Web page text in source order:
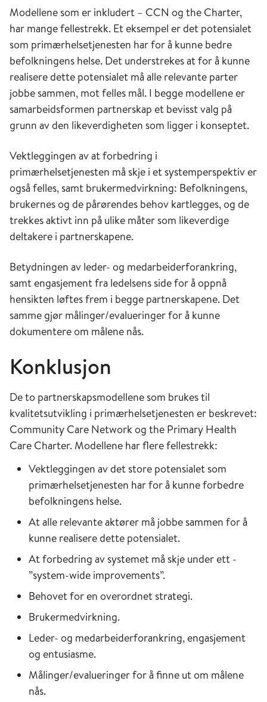
Modellene som er inkludert – CCN og the Charter,
har mange fellestrekk. Et eksempel er det potensialet
som primærhelsetjenesten har for å kunne bedre
befolkningens helse. Det understrekes at for å kunne
realisere dette potensialet må alle relevante parter
jobbe sammen, mot felles mål. I begge modellene er
samarbeidsformen partnerskap et bevisst valg på
grunn av den likeverdigheten som ligger i konseptet.
Vektleggingen av at forbedring i
primærhelsetjenesten må skje i et systemperspektiv er
også felles, samt brukermedvirkning: Befolkningens,
brukernes og de pårørendes behov kartlegges, og de
trekkes aktivt inn på ulike måter som likeverdige
deltakere i partnerskapene.
Betydningen av leder- og medarbeiderforankring,
samt engasjement fra ledelsens side for å oppnå
hensikten løftes frem i begge partnerskapene. Det
samme gjør målinger/evalueringer for å kunne
dokumentere om målene nås.
Konklusjon
De to partnerskapsmodellene som brukes til
kvalitetsutvikling i primærhelsetjenesten er beskrevet:
Community Care Network og the Primary Health
Care Charter. Modellene har flere fellestrekk:
Vektleggingen av det store potensialet som
primærhelsetjenesten har for å kunne forbedre
befolkningens helse.
At alle relevante aktører må jobbe sammen for å
kunne realisere dette potensialet.
At forbedring av systemet må skje under ett -
”system-wide improvements”.
Behovet for en overordnet strategi.
Brukermedvirkning.
Leder- og medarbeiderforankring, engasjement
og entusiasme.
Målinger/evalueringer for å finne ut om målene
nås.